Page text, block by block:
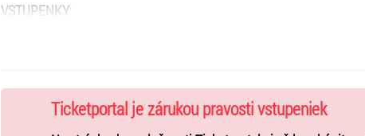
VSTUPENKY:
deti v sprievode 1 dospelého)
Vstupenky sú dostupné v predpredaji v sieti Ticketportal.
Ticketportal je zárukou pravosti vstupeniek